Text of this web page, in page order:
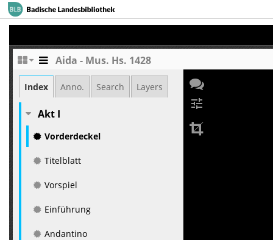
Aida - Mus. Hs. 1428
Index Anno. Search Layers
Akt I
Vorderdeckel
Titelblatt
Vorspiel
Einführung
Andantino
tune